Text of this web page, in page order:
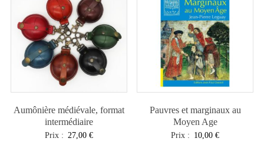
Aumônière médiévale, format
intermédiaire
Prix : 27,00 €
Pauvres et marginaux au
Moyen Age
Prix : 10,00€